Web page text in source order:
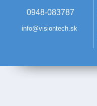
0948-083787
info@visiontech.sk